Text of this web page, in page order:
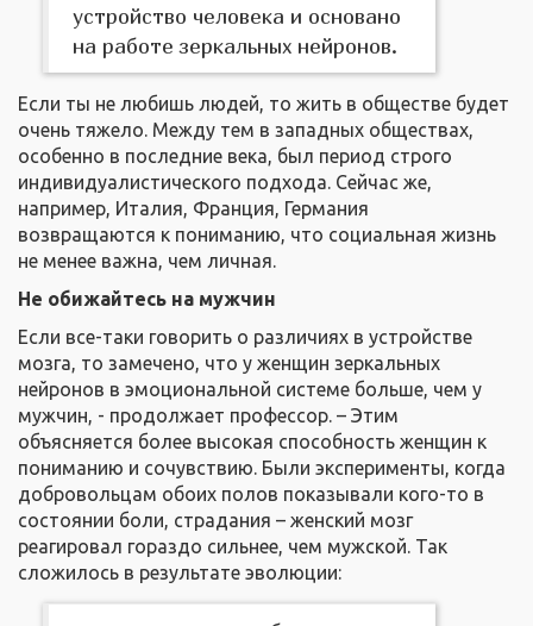
устройство человека и основано
на работе зеркальных нейронов.
Если ты не любишь людей, то жить в обществе будет
очень тяжело. Между тем в западных обществах,
особенно в последние века, был период строго
индивидуалистического подхода. Сейчас же,
например, Италия, Франция, Германия
возвращаются к пониманию, что социальная жизнь
не менее важна, чем личная.
Не обижайтесь на мужчин
Если все-таки говорить о различиях в устройстве
мозга, то замечено, что у женщин зеркальных
нейронов в эмоциональной системе больше, чем у
мужчин, - продолжает профессор. – Этим
объясняется более высокая способность женщин к
пониманию и сочувствию. Были эксперименты, когда
добровольцам обоих полов показывали кого-то в
состоянии боли, страдания – женский мозг
реагировал гораздо сильнее, чем мужской. Так
сложилось в результате эволюции: